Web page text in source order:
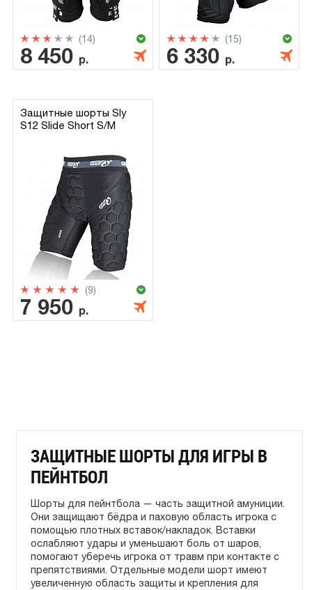
(14)
8 450 р.
(15)
6 330 р.
Защитные шорты Sly
S12 Slide Short S/M
(9)
7 950 р.
ЗАЩИТНЫЕ ШОРТЫ ДЛЯ ИГРЫ В
ПЕЙНТБОЛ
Шорты для пейнтбола — часть защитной амуниции.
Они защищают бёдра и паховую область игрока с
помощью плотных вставок/накладок. Вставки
ослабляют удары и уменьшают боль от шаров,
помогают уберечь игрока от травм при контакте с
препятствиями. Отдельные модели шорт имеют
увеличенную область защиты и крепления для